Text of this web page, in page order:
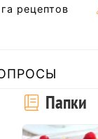
рецептов
Папки